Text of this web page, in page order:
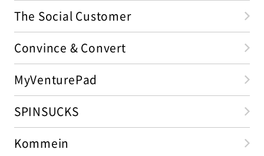
The Social Customer
Convince & Convert
MyVenturePad
SPINSUCKS
Kommein